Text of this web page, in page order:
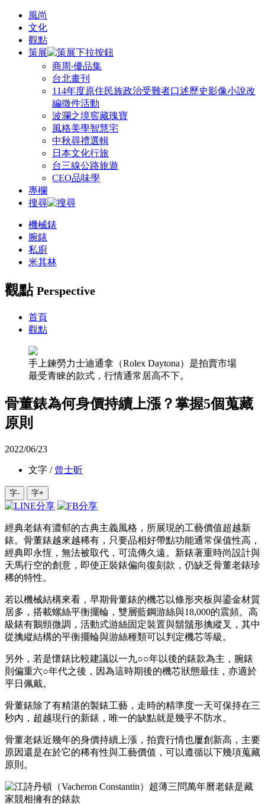
風尚
文化
觀點
策展
商周‧優品集
台北畫刊
114年度原住民族政治受難者口述歷史影像小說改
編徵件活動
波瀾之境窖藏瑰寶
風格美學智慧宅
中秋尋禮選輯
日本文化行旅
台三線公路旅遊
CEO品味學
專欄
搜尋
機械錶
腕錶
私廚
米其林
觀點 Perspective
首頁
觀點
手上鍊勞力士迪通拿（Rolex Daytona）是拍賣市場
最受青睞的款式，行情通常居高不下。
骨董錶為何身價持續上漲？掌握5個蒐藏
原則
2022/06/23
文字 / 曾士昕
字- 字+
經典老錶有濃郁的古典主義風格，所展現的工藝價值超越新
錶。骨董錶越來越稀有，只要品相好帶點功能通常保值性高，
經典即永恆，無法被取代，可流傳久遠。新錶著重時尚設計與
天馬行空的創意，即使正裝錶偏向復刻款，仍缺乏骨董老錶珍
稀的特性。
若以機械結構來看，早期骨董錶的機芯以條形夾板與鎏金材質
居多，搭載螺絲平衡擺輪，雙層藍鋼游絲與18,000的震頻。高
級錶有鵝頸微調，活動式游絲固定裝置與鬍鬚形擒縱叉，其中
從擒縱結構的平衡擺輪與游絲種類可以判定機芯等級。
另外，若是懷錶比較建議以一九○○年以後的錶款為主，腕錶
則偏重六○年代之後，因為這時期後的機芯狀態最佳，亦適於
平日佩戴。
骨董錶除了有精湛的製錶工藝，走時的精準度一天可保持在三
秒內，超越現行的新錶，唯一的缺點就是幾乎不防水。
骨董老錶近幾年的身價持續上漲，拍賣行情也屢創新高，主要
原因還是在於它的稀有性與工藝價值，可以遵循以下幾項蒐藏
原則。